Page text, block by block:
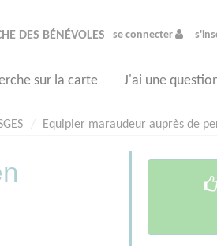
DES BÉNÉVOLES se connecter
sur la carte J'ai une
Equipier maraudeur auprès de